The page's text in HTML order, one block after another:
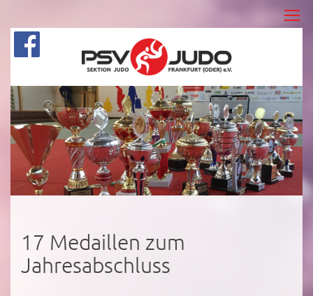
17 Medaillen zum
Jahresabschluss